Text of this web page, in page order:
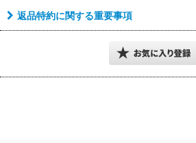
返品特約に関する重要事項